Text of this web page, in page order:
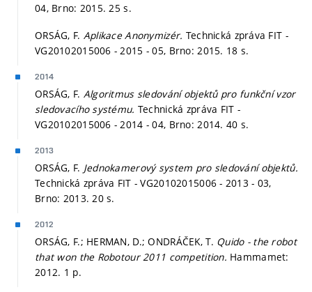
04, Brno: 2015. 25 s.
ORSÁG, F. Aplikace Anonymizér. Technická zpráva FIT -
VG20102015006 - 2015 - 05, Brno: 2015. 18 s.
2014
ORSÁG, F. Algoritmus sledování objektů pro funkční vzor
sledovacího systému. Technická zpráva FIT -
VG20102015006 - 2014 - 04, Brno: 2014. 40 s.
2013
ORSÁG, F. Jednokamerový system pro sledování objektů.
Technická zpráva FIT - VG20102015006 - 2013 - 03,
Brno: 2013. 20 s.
2012
ORSÁG, F.; HERMAN, D.; ONDRÁČEK, T. Quido - the robot
that won the Robotour 2011 competition. Hammamet:
2012. 1 p.